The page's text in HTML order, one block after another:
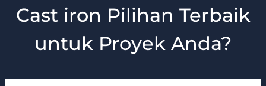
Cast iron Pilihan Terbaik
untuk Proyek Anda?